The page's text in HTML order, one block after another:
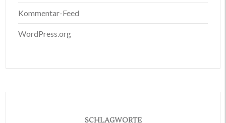
Kommentar-Feed
WordPress.org
SCHLAGWORTE